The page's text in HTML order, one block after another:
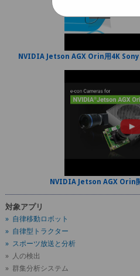
NVIDIA Jetson AGX Orin用4K
NVIDIA Jetson AGX Orin
対象アプリ
» 自律移動ロボット
» 自律型トラクター
» スポーツ放送と分析
» 人の検出
» 群集分析システム